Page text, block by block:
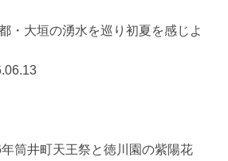
・大垣の湧水を巡り初夏を感じよ
筒井町天王祭と徳川園の紫陽花